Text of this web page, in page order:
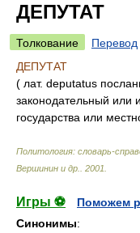
ДЕПУТАТ
Толкование
Перевод
ДЕПУТАТ
( лат. deputatus
законодательный или
государства или
Политология: словарь-
Вершинин и др.
2001
Игры ⚽
Поможем
Синонимы: